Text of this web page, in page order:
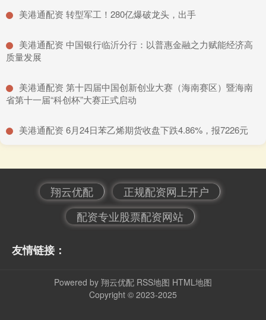
​美港通配资 转型军工！280亿爆破龙头，出手
​美港通配资 中国银行临沂分行：以普惠金融之力赋能经济高
质量发展
​美港通配资 第十四届中国创新创业大赛（海南赛区）暨海南
省第十一届“科创杯”大赛正式启动
​美港通配资 6月24日苯乙烯期货收盘下跌4.86%，报7226元
翔云优配
正规配资网上开户
配资专业股票配资网站
友情链接：
Powered by 翔云优配 RSS地图 HTML地图
Copyright © 2023-2025